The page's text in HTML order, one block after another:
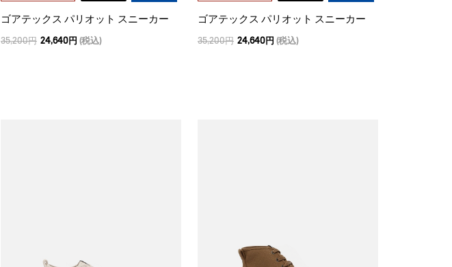
ゴアテックス パリオット スニーカー
35,200円 24,640円 (税込)
ゴアテックス パリオット スニーカー
35,200円 24,640円 (税込)